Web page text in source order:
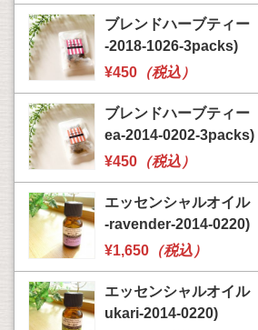
ブレンドハーブティ
-2018-1026-3packs)
¥450 （税込）
ブレンドハーブティ
ea-2014-0202-3packs)
¥450 （税込）
エッセンシャルオイ
-ravender-2014-0220)
¥1,650 （税込）
エッセンシャルオイ
ukari-2014-0220)